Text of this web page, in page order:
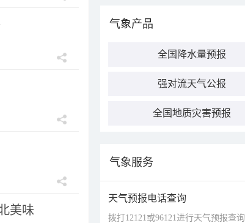
美味
气象产品
全国降水量预报
强对流天气公报
全国地质灾害预报
气象服务
天气预报电话查询
拨打12121或96121进行天气预报查询